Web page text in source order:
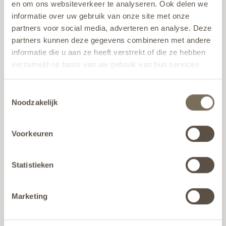
en om ons websiteverkeer te analyseren. Ook delen we
informatie over uw gebruik van onze site met onze
partners voor social media, adverteren en analyse. Deze
partners kunnen deze gegevens combineren met andere
informatie die u aan ze heeft verstrekt of die ze hebben
verzameld op basis van uw gebruik van hun services.
jehier.
Noodzakelijk
Voorkeuren
Statistieken
Marketing
tast de coating aan. Met een beetje aandacht en de juiste
materialen ziet jouw product er weer als nieuw uit.
RAL Collectie